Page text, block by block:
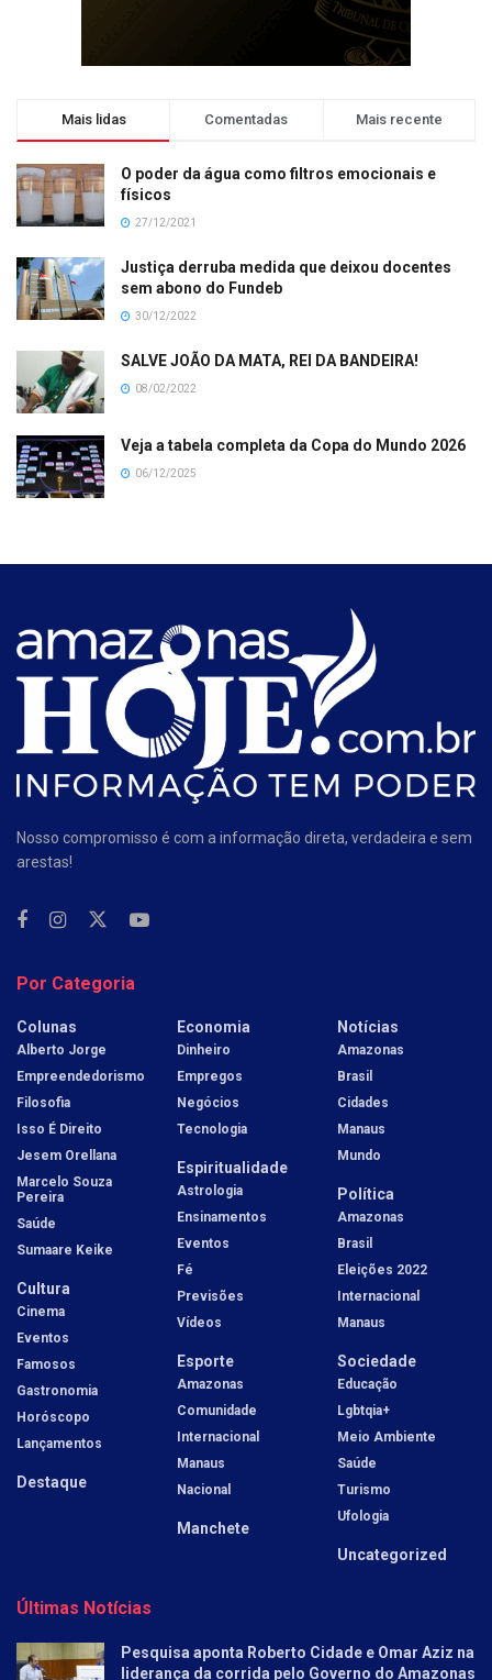
Mais lidas Comentadas Mais recente
O poder da água como filtros emocionais e
físicos
27/12/2021
Justiça derruba medida que deixou docentes
sem abono do Fundeb
30/12/2022
SALVE JOÃO DA MATA, REI DA BANDEIRA!
08/02/2022
Veja a tabela completa da Copa do Mundo 2026
06/12/2025
Nosso compromisso é com a informação direta, verdadeira e sem
arestas!
Por Categoria
Colunas
Alberto Jorge
Empreendedorismo
Filosofia
Isso É Direito
Jesem Orellana
Marcelo Souza
Pereira
Saúde
Sumaare Keike
Cultura
Cinema
Eventos
Famosos
Gastronomia
Horóscopo
Lançamentos
Destaque
Economia
Dinheiro
Empregos
Negócios
Tecnologia
Espiritualidade
Astrologia
Ensinamentos
Eventos
Fé
Previsões
Vídeos
Esporte
Amazonas
Comunidade
Internacional
Manaus
Nacional
Manchete
Notícias
Amazonas
Brasil
Cidades
Manaus
Mundo
Política
Amazonas
Brasil
Eleições 2022
Internacional
Manaus
Sociedade
Educação
Lgbtqia+
Meio Ambiente
Saúde
Turismo
Ufologia
Uncategorized
Últimas Notícias
Pesquisa aponta Roberto Cidade e Omar Aziz na
liderança da corrida pelo Governo do Amazonas